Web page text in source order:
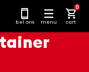
bel ons menu cart
0